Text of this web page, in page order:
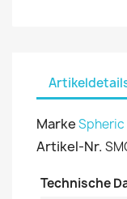
MarkeSpheric
Artikel-Nr.
Technische